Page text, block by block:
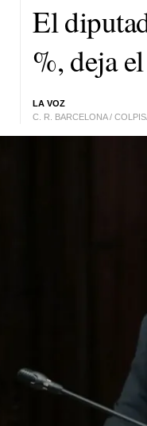
El
%, deja
LA VOZ
C. R. BARCELONA /